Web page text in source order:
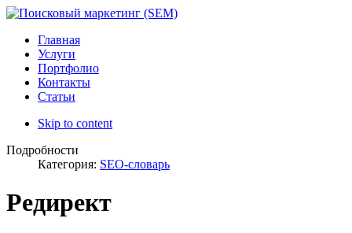
Главная
Услуги
Портфолио
Контакты
Статьи
Skip to content
Подробности
Категория: SEO-словарь
Редирект